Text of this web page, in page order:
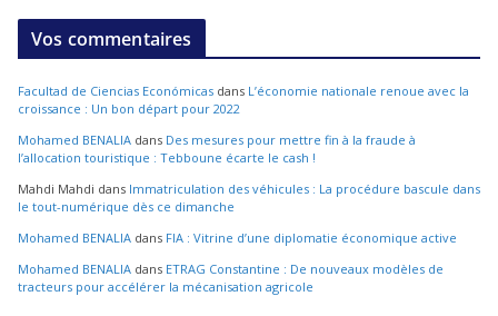
Vos commentaires
Facultad de Ciencias Económicas dans L’économie nationale renoue avec la
croissance : Un bon départ pour 2022
Mohamed BENALIA dans Des mesures pour mettre fin à la fraude à
l’allocation touristique : Tebboune écarte le cash !
Mahdi Mahdi dans Immatriculation des véhicules : La procédure bascule dans
le tout-numérique dès ce dimanche
Mohamed BENALIA dans FIA : Vitrine d’une diplomatie économique active
Mohamed BENALIA dans ETRAG Constantine : De nouveaux modèles de
tracteurs pour accélérer la mécanisation agricole